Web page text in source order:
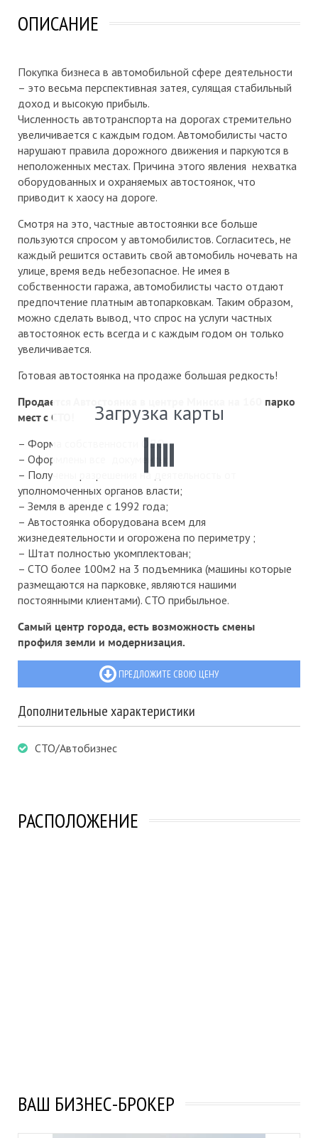
ОПИСАНИЕ
Покупка бизнеса в автомобильной сфере деятельности
– это весьма перспективная затея, сулящая стабильный
доход и высокую прибыль.
Численность автотранспорта на дорогах стремительно
увеличивается с каждым годом. Автомобилисты часто
нарушают правила дорожного движения и паркуются в
неположенных местах. Причина этого явления нехватка
оборудованных и охраняемых автостоянок, что
приводит к хаосу на дороге.
Смотря на это, частные автостоянки все больше
пользуются спросом у автомобилистов. Согласитесь, не
каждый решится оставить свой автомобиль ночевать на
улице, время ведь небезопасное. Не имея в
собственности гаража, автомобилисты часто отдают
предпочтение платным автопарковкам. Таким образом,
можно сделать вывод, что спрос на услуги частных
автостоянок есть всегда и с каждым годом он только
увеличивается.
Готовая автостоянка на продаже большая редкость!
Продается Автостоянка в центре Минска на 160 парко
мест с СТО!
– Форма собственности ОДО
– Оформлены все документы;
– Получены разрешения на деятельность от
уполномоченных органов власти;
– Земля в аренде с 1992 года;
– Автостоянка оборудована всем для
жизнедеятельности и огорожена по периметру ;
– Штат полностью укомплектован;
– СТО более 100м2 на 3 подъемника (машины которые
размещаются на парковке, являются нашими
постоянными клиентами). СТО прибыльное.
Самый центр города, есть возможность смены
профиля земли и модернизация.
ПРЕДЛОЖИТЕ СВОЮ ЦЕНУ
Дополнительные характеристики
СТО/Автобизнес
РАСПОЛОЖЕНИЕ
Загрузка карты
ВАШ БИЗНЕС-БРОКЕР